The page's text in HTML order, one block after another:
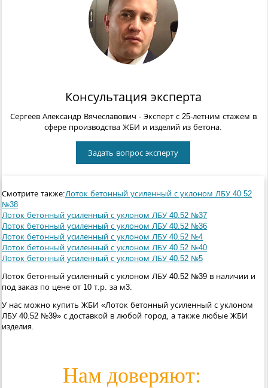
Консультация эксперта
Сергеев Александр Вячеславович - Эксперт с 25-летним стажем в
сфере производства ЖБИ и изделий из бетона.
Задать вопрос эксперту
Смотрите также:Лоток бетонный усиленный с уклоном ЛБУ 40.52
№38
Лоток бетонный усиленный с уклоном ЛБУ 40.52 №37
Лоток бетонный усиленный с уклоном ЛБУ 40.52 №36
Лоток бетонный усиленный с уклоном ЛБУ 40.52 №4
Лоток бетонный усиленный с уклоном ЛБУ 40.52 №40
Лоток бетонный усиленный с уклоном ЛБУ 40.52 №5
Лоток бетонный усиленный с уклоном ЛБУ 40.52 №39 в наличии и
под заказ по цене от 10 т.р. за м3.
У нас можно купить ЖБИ «Лоток бетонный усиленный с уклоном
ЛБУ 40.52 №39» с доставкой в любой город, а также любые ЖБИ
изделия.
Нам доверяют: